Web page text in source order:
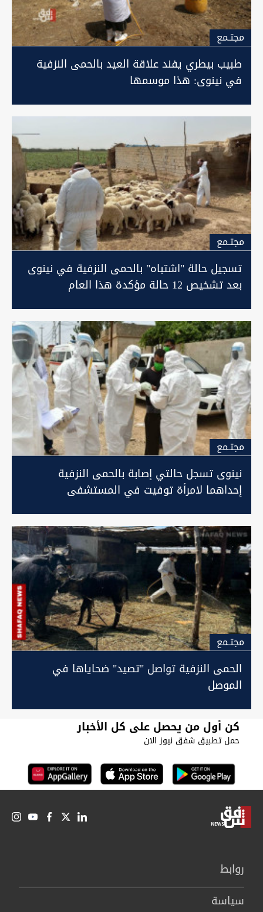
مجتـمع
طبيب بيطري يفند علاقة العيد بالحمى النزفية
في نينوى: هذا موسمها
مجتـمع
تسجيل حالة "اشتباه" بالحمى النزفية في نينوى
بعد تشخيص 12 حالة مؤكدة هذا العام
مجتـمع
نينوى تسجل حالتي إصابة بالحمى النزفية
إحداهما لامرأة توفيت في المستشفى
مجتـمع
الحمى النزفية تواصل "تصيد" ضحاياها في
الموصل
كن أول من يحصل على كل الأخبار
حمل تطبيق شفق نيوز الان
روابط
سیاسة